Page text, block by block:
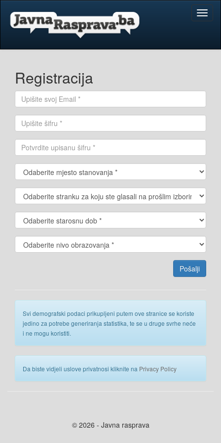
Registracija
Svi demografski podaci prikupljeni putem ove stranice se koriste
jedino za potrebe generiranja statistika, te se u druge svrhe neće
i ne mogu koristiti.
Da biste vidjeli uslove privatnosi kliknite na Privacy Policy
© 2026 - Javna rasprava